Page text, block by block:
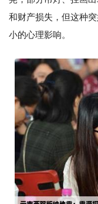
和财产损失，但这种
小的心理影响。